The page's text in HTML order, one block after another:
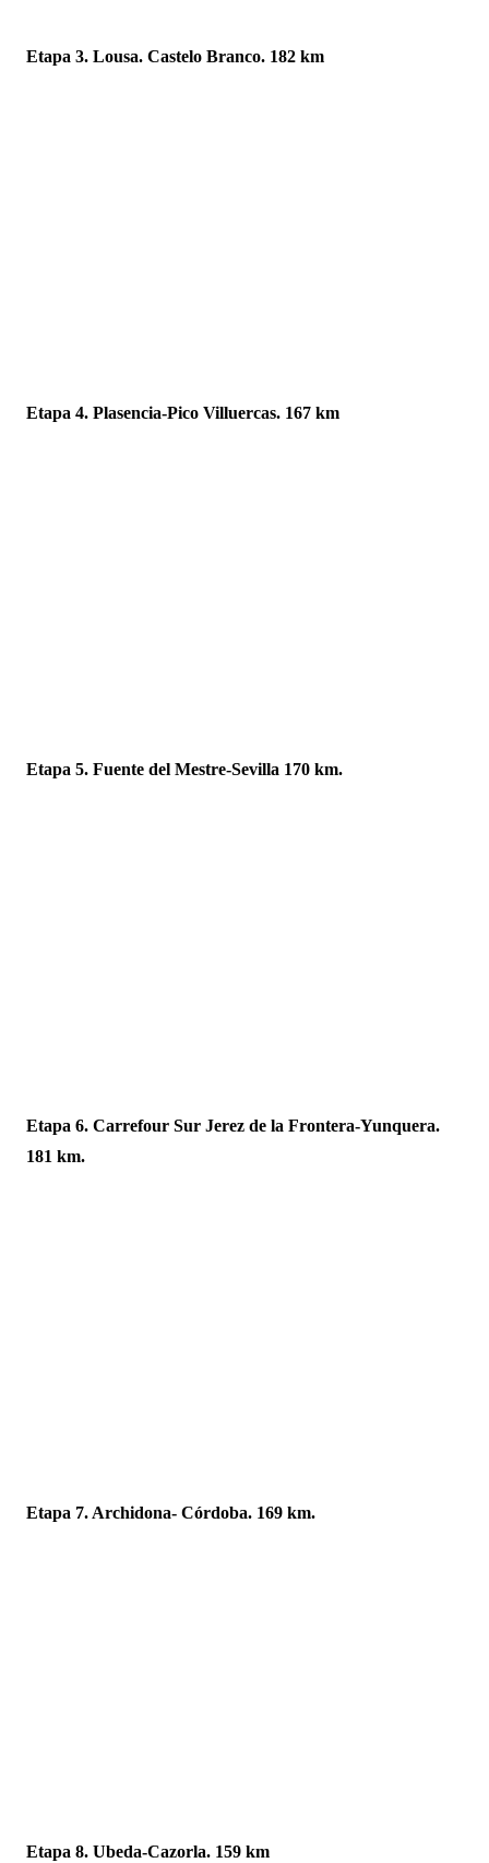
Etapa 3. Lousa. Castelo Branco. 182 km
Etapa 4. Plasencia-Pico Villuercas. 167 km
Etapa 5. Fuente del Mestre-Sevilla 170 km.
Etapa 6. Carrefour Sur Jerez de la Frontera-Yunquera.
181 km.
Etapa 7. Archidona- Córdoba. 169 km.
Etapa 8. Ubeda-Cazorla. 159 km